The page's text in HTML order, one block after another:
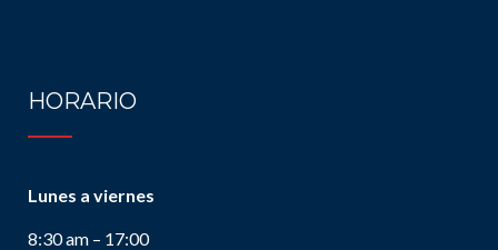
HORARIO
Lunes a viernes
8:30 am – 17:00